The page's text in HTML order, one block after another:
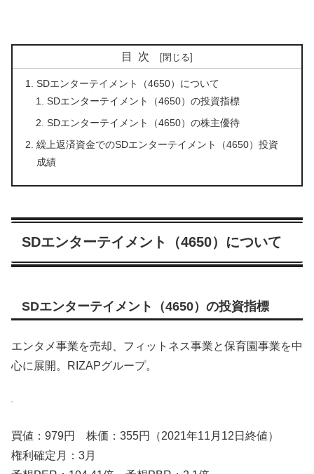
目次
SDエンターテイメント（4650）について
SDエンターテイメント（4650）の投資指標
SDエンターテイメント（4650）の株主優待
繰上返済資金でのSDエンターテイメント（4650）投資
成績
SDエンターテイメント（4650）について
SDエンターテイメント（4650）の投資指標
エンタメ事業を売却、フィットネス事業と保育園事業を中
心に展開。RIZAPグループ。
買値：979円 株価：355円（2021年11月12日終値）
権利確定月：3月